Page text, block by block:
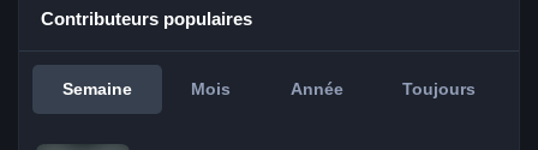
Contributeurs populaires
Semaine Mois Année Toujours